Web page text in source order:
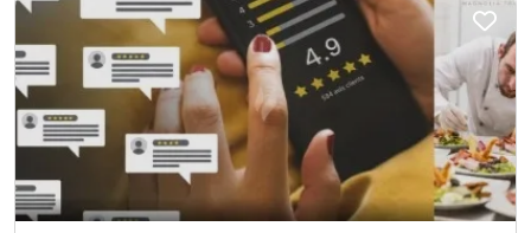
notre équipe met son expertise et sa passion au service de vos plus
beaux moments.